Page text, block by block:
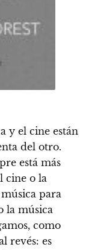
y el cine están
del otro.
está más
cine o la
para
la música
como
revés: es